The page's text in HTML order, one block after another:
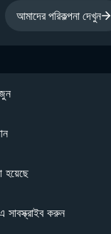
আমাদের পরিকল্পনা দেখুন
হয়েছে
করুন